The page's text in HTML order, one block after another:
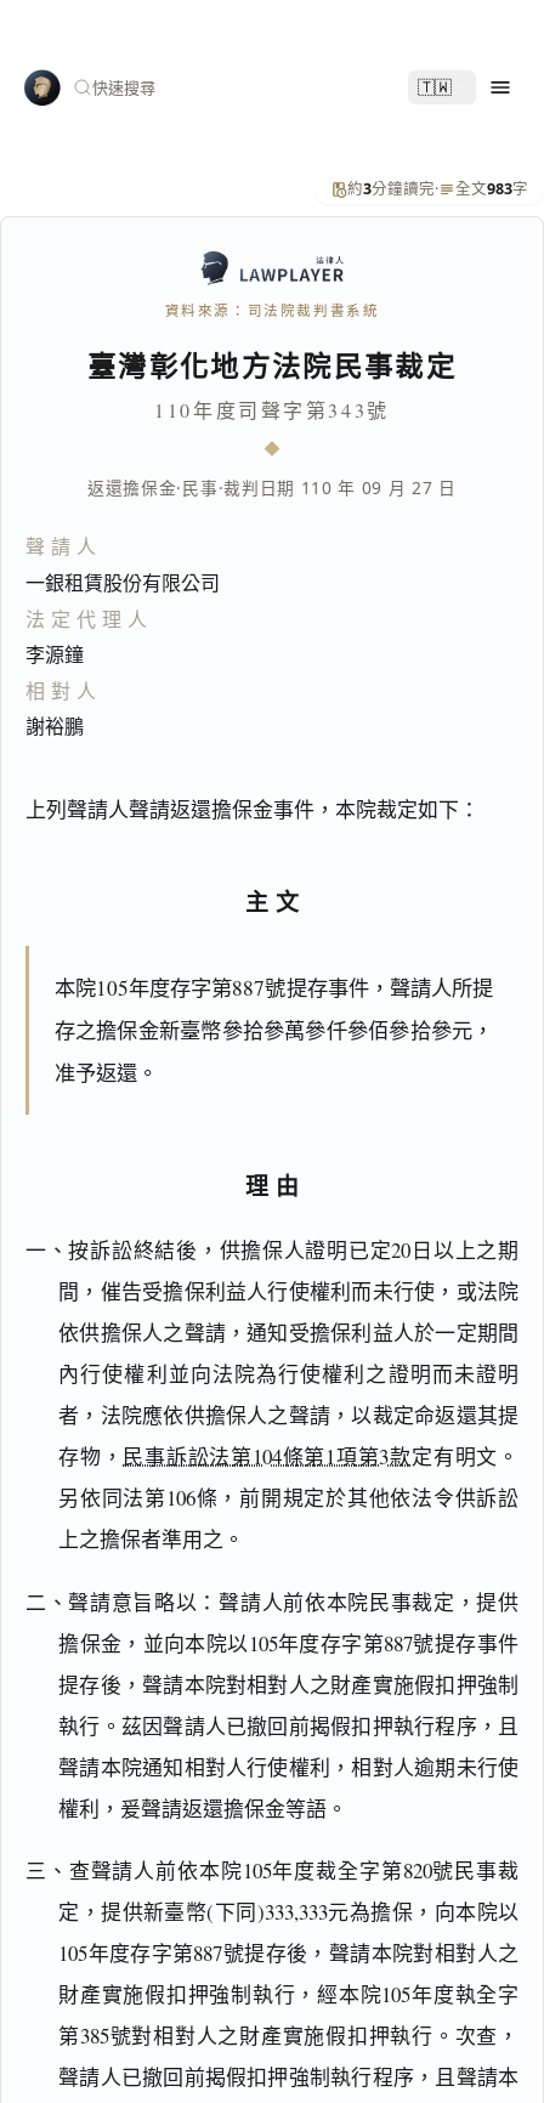
快速搜尋 🇹🇼
約3分鐘讀完· 全文983字
資料來源：司法院裁判書系統
臺灣彰化地方法院民事裁定
110年度司聲字第343號
返還擔保金·民事·裁判日期 110 年 09 月 27 日
聲請人
一銀租賃股份有限公司
法定代理人
李源鐘
相對人
謝裕鵬
上列聲請人聲請返還擔保金事件，本院裁定如下：
主文
本院105年度存字第887號提存事件，聲請人所提
存之擔保金新臺幣參拾參萬參仟參佰參拾參元，
准予返還。
理由
一、按訴訟終結後，供擔保人證明已定20日以上之期
間，催告受擔保利益人行使權利而未行使，或法院
依供擔保人之聲請，通知受擔保利益人於一定期間
內行使權利並向法院為行使權利之證明而未證明
者，法院應依供擔保人之聲請，以裁定命返還其提
存物， 民事訴訟法第104條第1項第3款定有明文。
另依同法第106條，前開規定於其他依法令供訴訟
上之擔保者準用之。
二、聲請意旨略以：聲請人前依本院民事裁定，提供
擔保金，並向本院以105年度存字第887號提存事件
提存後，聲請本院對相對人之財產實施假扣押強制
執行。茲因聲請人已撤回前揭假扣押執行程序，且
聲請本院通知相對人行使權利，相對人逾期未行使
權利，爰聲請返還擔保金等語。
三、查聲請人前依本院105年度裁全字第820號民事裁
定，提供新臺幣(下同)333,333元為擔保，向本院以
105年度存字第887號提存後，聲請本院對相對人之
財產實施假扣押強制執行，經本院105年度執全字
第385號對相對人之財產實施假扣押執行。次查，
聲請人已撤回前揭假扣押強制執行程序，且聲請本
閱讀 研究
搜尋本